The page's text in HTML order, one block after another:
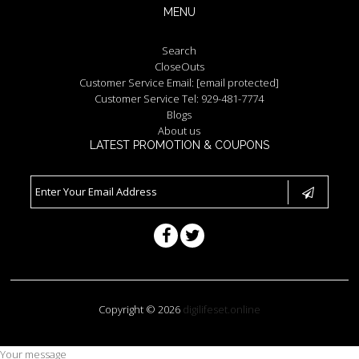
MENU
Search
CloseOuts
Customer Service Email: [email protected]
Customer Service Tel: 929-481-7774
Blogs
About us
LATEST PROMOTION & COUPONS
Copyright © 2026 digilifeset.online
Your message